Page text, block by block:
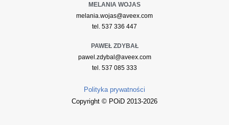
MELANIA WOJAS
melania.wojas@aveex.com
tel. 537 336 447
PAWEŁ ZDYBAŁ
pawel.zdybal@aveex.com
tel. 537 085 333
Polityka prywatności
Copyright © POiD 2013-2026